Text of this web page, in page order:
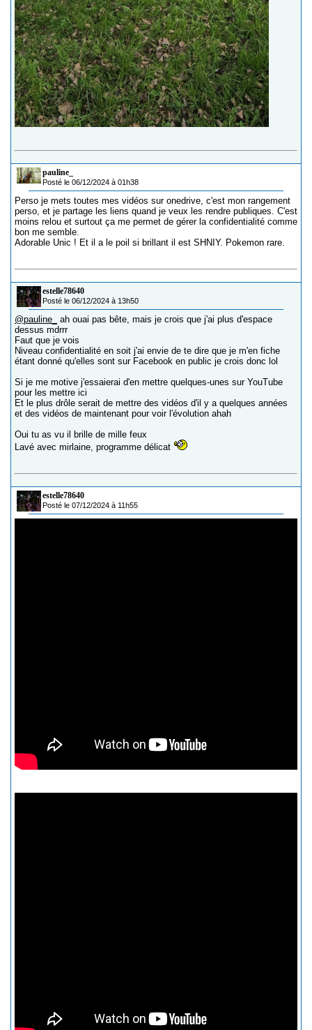
pauline_
Posté le 06/12/2024 à 01h38
Perso je mets toutes mes vidéos sur onedrive, c'est mon rangement
perso, et je partage les liens quand je veux les rendre publiques. C'est
moins relou et surtout ça me permet de gérer la confidentialité comme
bon me semble.
Adorable Unic ! Et il a le poil si brillant il est SHNIY. Pokemon rare.
estelle78640
Posté le 06/12/2024 à 13h50
@pauline_
ah ouai pas bête, mais je crois que j'ai plus d'espace
dessus mdrrr
Faut que je vois
Niveau confidentialité en soit j'ai envie de te dire que je m'en fiche
étant donné qu'elles sont sur Facebook en public je crois donc lol
Si je me motive j'essaierai d'en mettre quelques-unes sur YouTube
pour les mettre ici
Et le plus drôle serait de mettre des vidéos d'il y a quelques années
et des vidéos de maintenant pour voir l'évolution ahah
Oui tu as vu il brille de mille feux
Lavé avec mirlaine, programme délicat
estelle78640
Posté le 07/12/2024 à 11h55